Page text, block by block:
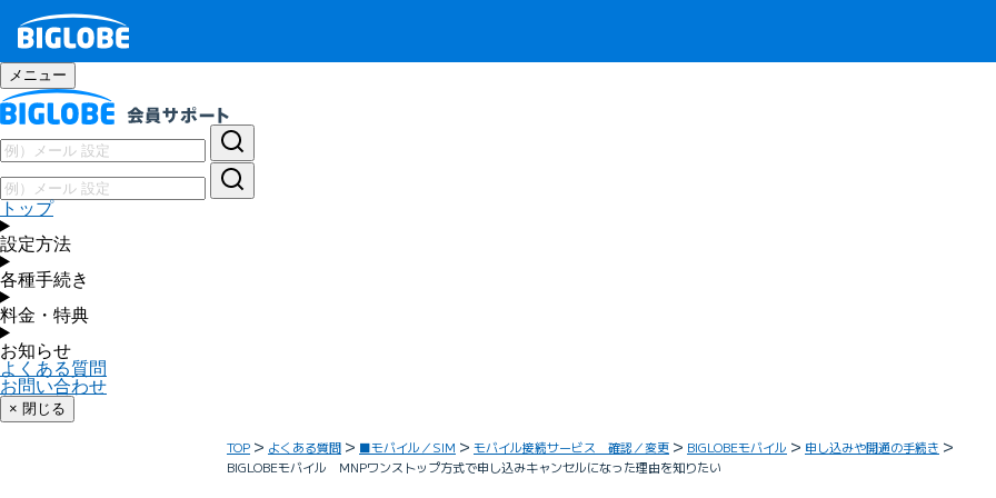
メニュー
トップ
設定方法
各種手続き
料金・特典
お知らせ
よくある質問
お問い合わせ
× 閉じる
TOP よくある質問 ■モバイル／SIM モバイル接続サービス 確認／変更 BIGLOBEモバイル
申し込みや開通の手続き
BIGLOBEモバイル MNPワンストップ方式で申し込みキャンセルになった理由を知りたい